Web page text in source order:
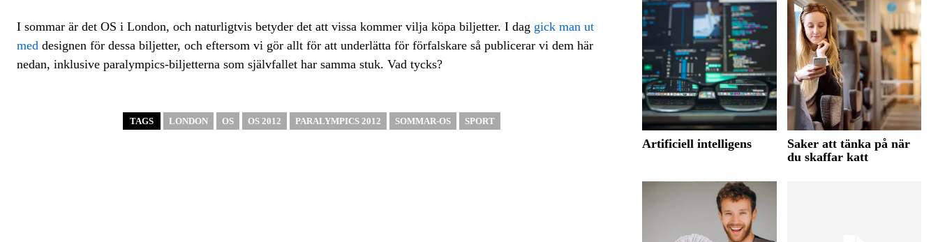
I sommar är det OS i London, och naturligtvis betyder det att vissa kommer vilja köpa biljetter. I dag gick man ut
med designen för dessa biljetter, och eftersom vi gör allt för att underlätta för förfalskare så publicerar vi dem här
nedan, inklusive paralympics-biljetterna som självfallet har samma stuk. Vad tycks?
TAGS LONDON OS OS 2012 PARALYMPICS 2012 SOMMAR-OS SPORT
Artificiell intelligens
Saker att tänka på när
du skaffar katt